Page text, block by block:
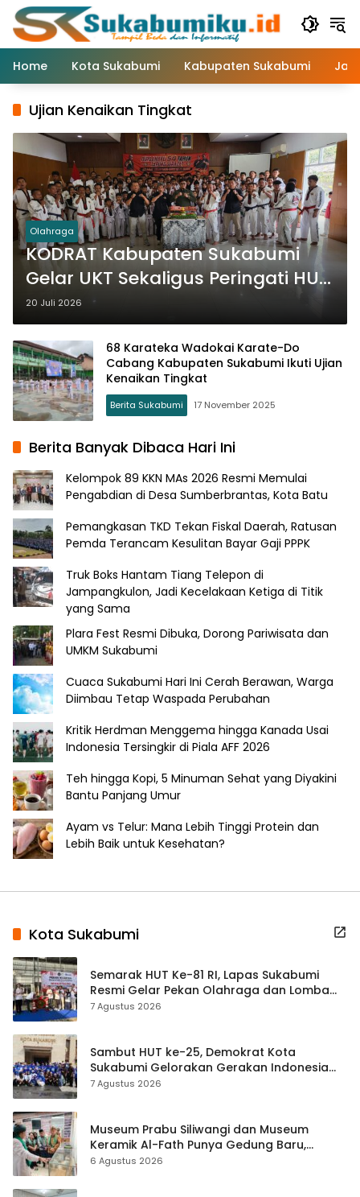
Langsung
konten
Home
Kota Sukabumi Kabupaten Sukabumi
Ujian Kenaikan Tingkat
Olahraga
KODRAT Kabupaten Sukabumi
Gelar UKT Sekaligus Peringati HUT
Tarung Derajat ke-54
20 Juli 2026
68 Karateka Wadokai Karate-Do
Cabang Kabupaten Sukabumi Ikuti Ujian
Kenaikan Tingkat
Berita Sukabumi 17 November 2025
Berita Banyak Dibaca Hari Ini
Kelompok 89 KKN MAs 2026 Resmi Memulai
Pengabdian di Desa Sumberbrantas, Kota Batu
Pemangkasan TKD Tekan Fiskal Daerah, Ratusan
Pemda Terancam Kesulitan Bayar Gaji PPPK
Truk Boks Hantam Tiang Telepon di
Jampangkulon, Jadi Kecelakaan Ketiga di Titik
yang Sama
Plara Fest Resmi Dibuka, Dorong Pariwisata dan
UMKM Sukabumi
Cuaca Sukabumi Hari Ini Cerah Berawan, Warga
Diimbau Tetap Waspada Perubahan
Kritik Herdman Menggema hingga Kanada Usai
Indonesia Tersingkir di Piala AFF 2026
Teh hingga Kopi, 5 Minuman Sehat yang Diyakini
Bantu Panjang Umur
Ayam vs Telur: Mana Lebih Tinggi Protein dan
Lebih Baik untuk Kesehatan?
Kota Sukabumi
Semarak HUT Ke-81 RI, Lapas Sukabumi
Resmi Gelar Pekan Olahraga dan Lomba
Tradisional
7 Agustus 2026
Sambut HUT ke-25, Demokrat Kota
Sukabumi Gelorakan Gerakan Indonesia
ASRI Lewat Aksi Bersih Masjid Agung
7 Agustus 2026
Museum Prabu Siliwangi dan Museum
Keramik Al-Fath Punya Gedung Baru,
Hampir 500 Koleksi Dipisahkan
6 Agustus 2026